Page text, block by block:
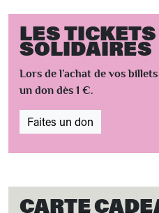
LES TICKETS
SOLIDAIRES
Lors de l’achat de vos
un don dès 1 €.
Faites un don
CARTE